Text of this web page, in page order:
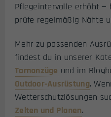
Pflegeintervalle erhöht —
prüfe regelmäßig Nähte
Mehr zu passenden
findest du in unserer
Tarnanzüge und im
Outdoor‑Ausrüstung.
Wetterschutzlösungen
Zelten und Planen.